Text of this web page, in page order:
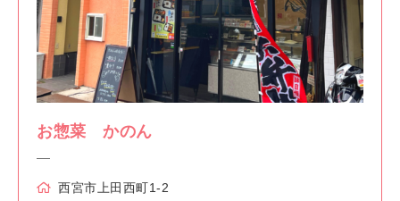
お惣菜 かのん
西宮市上田西町1‐2